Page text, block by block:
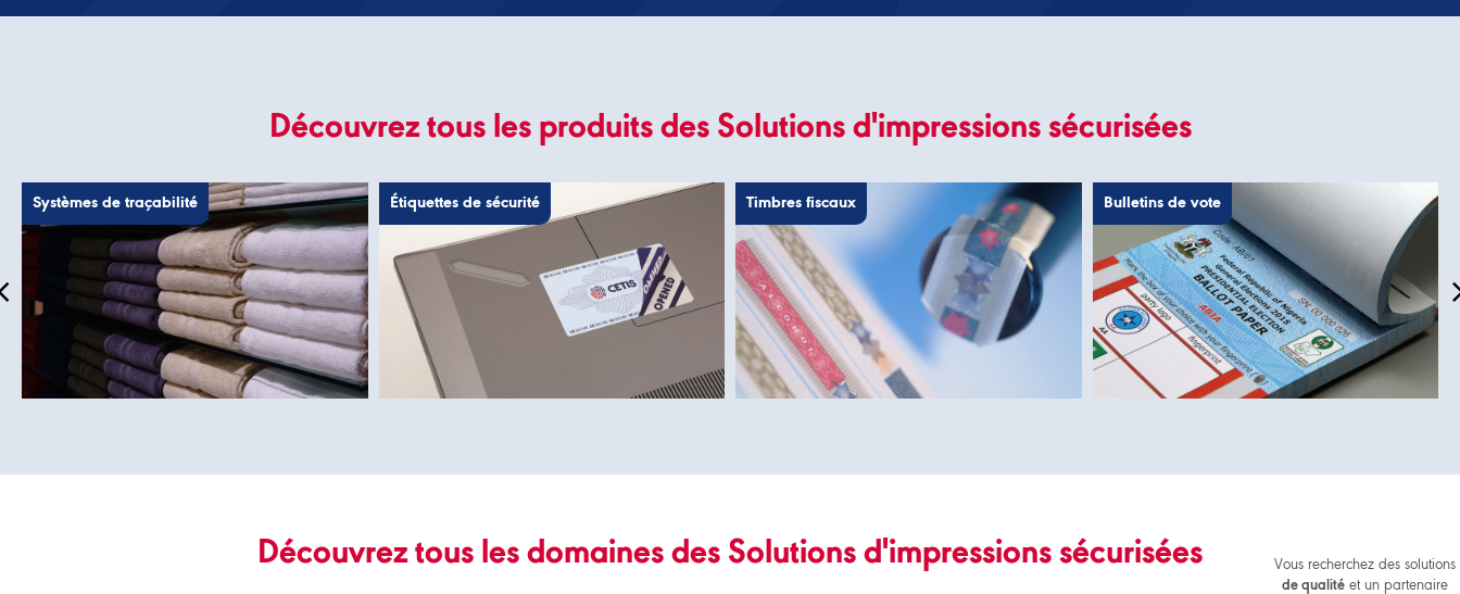
Découvrez tous les produits des Solutions d'impressions sécurisées
Systèmes de traçabilité Étiquettes de sécurité Timbres fiscaux Bulletins de vote
Découvrez tous les domaines des Solutions d'impressions sécurisées Vous recherchez des solutions
de qualité et un partenaire